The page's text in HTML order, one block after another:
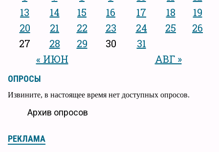
« ИЮН АВГ »
13
14 15 16 17 18
19
20
21 22 23 24 25
26
27
28 29 30 31
ОПРОСЫ
Извините, в настоящее время нет доступных опросов.
Архив опросов
РЕКЛАМА